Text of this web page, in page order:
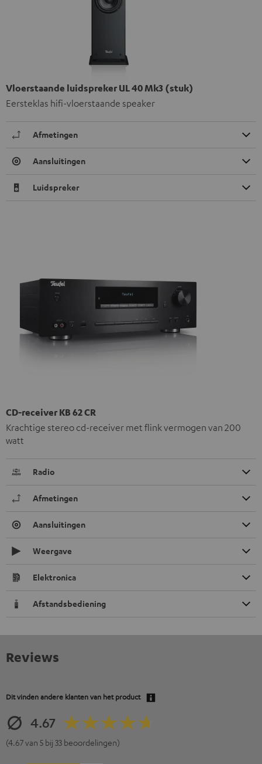
Vloerstaande luidspreker UL 40 Mk3 (stuk)
Eersteklas hifi-vloerstaande speaker
Afmetingen
Aansluitingen
Luidspreker
CD-receiver KB 62 CR
Krachtige stereo cd-receiver met flink vermogen van 200
watt
Radio
Afmetingen
Aansluitingen
Weergave
Elektronica
Afstandsbediening
Reviews
Dit vinden andere klanten van het product
4.67
(4.67 van 5 bij 33 beoordelingen)